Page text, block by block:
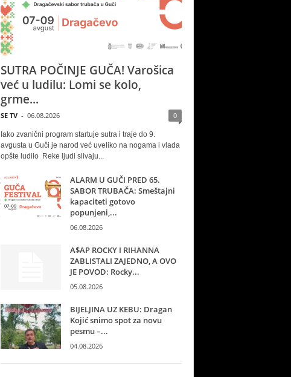
SUTRA POČINJE GUČA! Varošica
već u ludilu: Lomi se kolo,
grme...
SE TV - 06.08.2026 0
Iako zvanični program startuje sutra i traje do 9.
avgusta u Guči je narod već uveliko na nogama i vlada
opšte ludilo Reke ljudi slivaju...
ALARM U GUČI PRED 65.
SABOR TRUBAČA: Smeštajni
kapaciteti gotovo
popunjeni,...
06.08.2026
A$AP ROCKY I RIHANNA
ZABLISTALI ZAJEDNO, A OVO
JE POVOD: Rocky...
05.08.2026
BIJELJINA UZ KEBU: Dragan
Kojić snimo spot za novu
pesmu –...
04.08.2026